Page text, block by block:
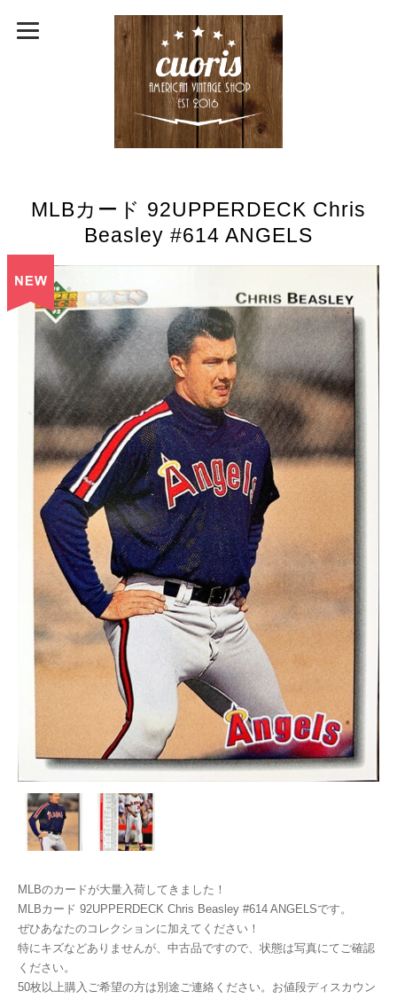
MLBカード 92UPPERDECK Chris
Beasley #614 ANGELS
MLBのカードが大量入荷してきました！
MLBカード 92UPPERDECK Chris Beasley #614 ANGELSです。
ぜひあなたのコレクションに加えてください！
特にキズなどありませんが、中古品ですので、状態は写真にてご確認
ください。
50枚以上購入ご希望の方は別途ご連絡ください。お値段ディスカウン